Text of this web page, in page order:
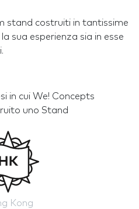
stand costruiti in tantissime
sua esperienza sia in esse
in cui We! Concepts
uno Stand
Kong